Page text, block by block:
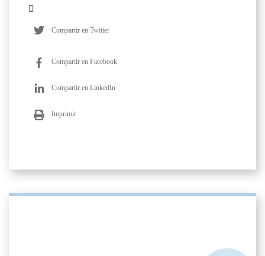
Compartir en Twitter
Compartir en Facebook
Compartir en LinkedIn
Imprimir